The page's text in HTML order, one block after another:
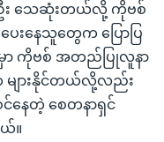
ဦး သေဆုံးတယ်လို့ ကိုဗစ်
ေသူတွေက ပြောပြ
ာ ကိုဗစ် အတည်ပြုလူနာ
များနိုင်တယ်လို့လည်း
နေတဲ့ စေတနာရှင်
။